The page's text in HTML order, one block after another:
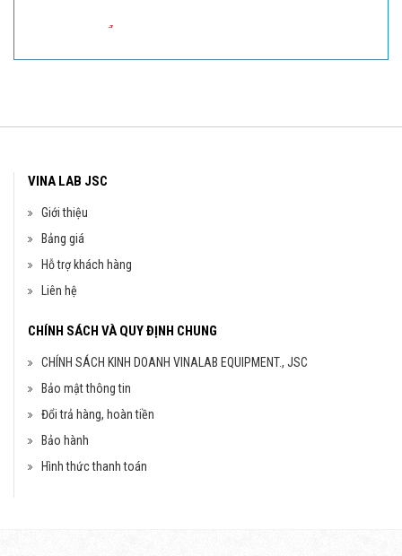
Cân kỹ thuật 3 số TE3003
6,000,000
Máy dập viên TDP-1,5
Liên hệ
VINA LAB JSC
Giới thiệu
Bảng giá
Hỗ trợ khách hàng
Liên hệ
CHÍNH SÁCH VÀ QUY ĐỊNH CHUNG
CHÍNH SÁCH KINH DOANH VINALAB EQUIPMENT., JSC
Bảo mật thông tin
Đổi trả hàng, hoàn tiền
Bảo hành
Hình thức thanh toán